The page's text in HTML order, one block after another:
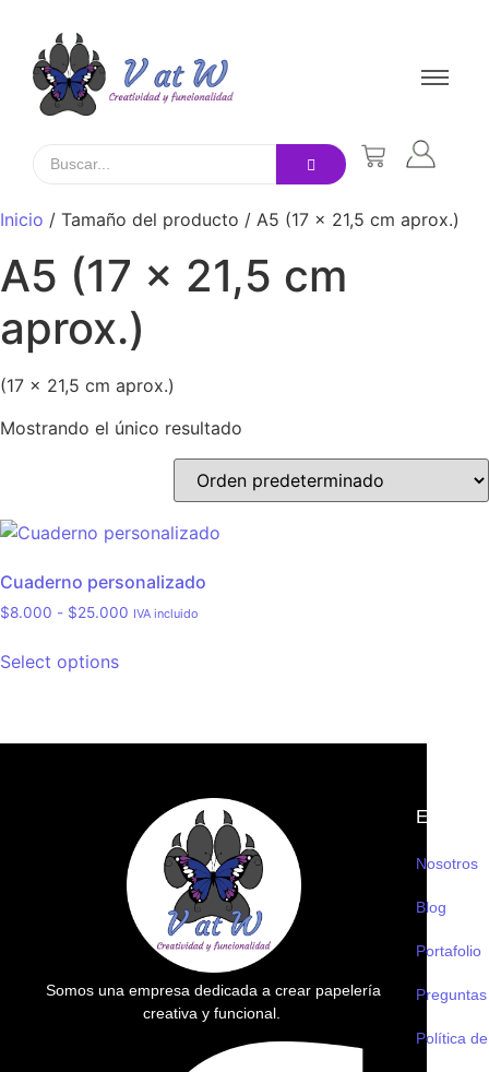
Inicio / Tamaño del producto / A5 (17 x 21,5 cm aprox.)
A5 (17 x 21,5 cm
aprox.)
(17 x 21,5 cm aprox.)
Mostrando el único resultado
Cuaderno personalizado
$8.000 - $25.000 IVA incluido
Select options
Somos una empresa dedicada a crear papelería
creativa y funcional.
Empresa
Nosotros
Blog
Portafolio
Política